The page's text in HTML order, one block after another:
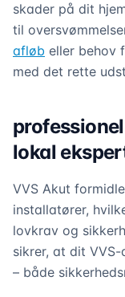
skader på dit
til
afløb eller behov
med det rette
lokal
VVS Akut
installatører,
lovkrav og
sikrer, at dit
– både